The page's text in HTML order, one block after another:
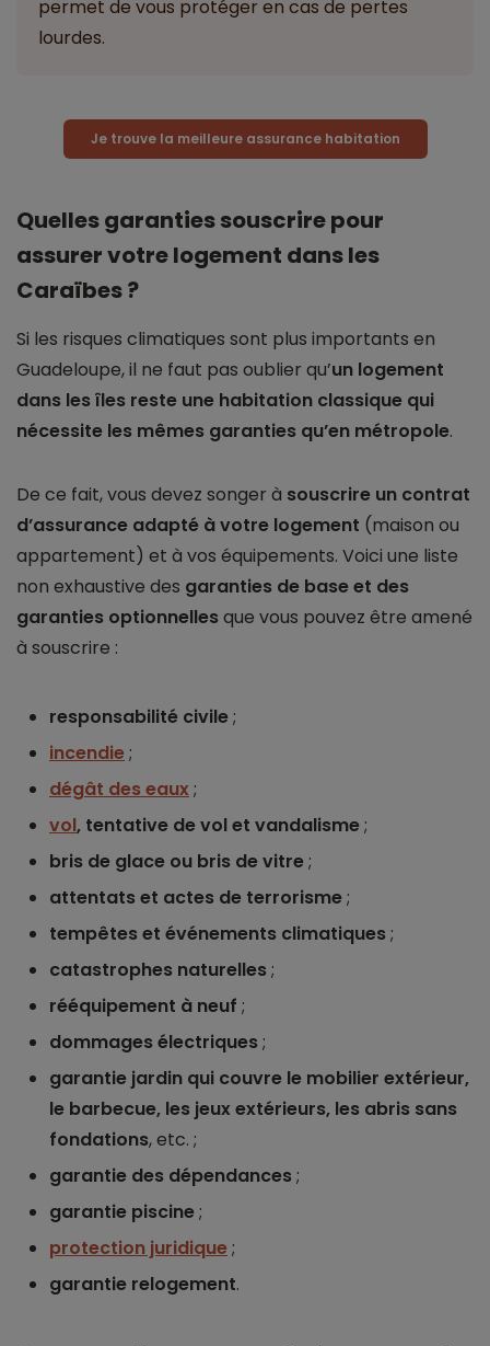
permet de vous protéger en cas de pertes
lourdes.
Je trouve la meilleure assurance habitation
Quelles garanties souscrire pour
assurer votre logement dans les
Caraïbes ?
Si les risques climatiques sont plus importants en
Guadeloupe, il ne faut pas oublier qu’un logement
dans les îles reste une habitation classique qui
nécessite les mêmes garanties qu’en métropole.
De ce fait, vous devez songer à souscrire un contrat
d’assurance adapté à votre logement (maison ou
appartement) et à vos équipements. Voici une liste
non exhaustive des garanties de base et des
garanties optionnellesque vous pouvez être amené
à souscrire :
responsabilité civile;
incendie;
dégât des eaux ;
vol, tentative de vol et vandalisme;
bris de glace ou bris de vitre;
attentats et actes de terrorisme;
tempêtes et événements climatiques;
catastrophes naturelles;
rééquipement à neuf ;
dommages électriques;
garantie jardin qui couvre le mobilier extérieur,
le barbecue, les jeux extérieurs, les abris sans
fondations, etc. ;
garantie des dépendances;
garantie piscine;
protection juridique;
garantie relogement.